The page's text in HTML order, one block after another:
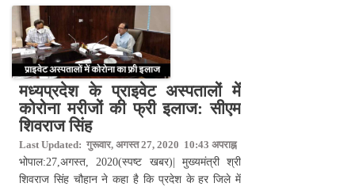
मध्यप्रदेश के प्राइवेट अस्पतालों में
कोरोना मरीजों की फ्री इलाज: सीएम
शिवराज सिंह
Last Updated: गुरूवार, अगस्त 27, 2020 10:43 अपराह्न
भोपाल:27,अगस्त, 2020(स्पष्ट खबर)| मुख्यमंत्री श्री
शिवराज सिंह चौहान ने कहा है कि प्रदेश के हर जिले में